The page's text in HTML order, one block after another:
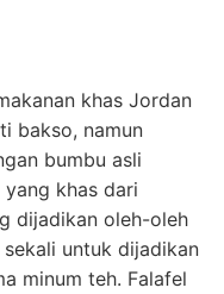
khas Jordan
bakso, namun
bumbu asli
yang khas dari
dijadikan oleh-oleh
untuk dijadikan
minum teh. Falafel